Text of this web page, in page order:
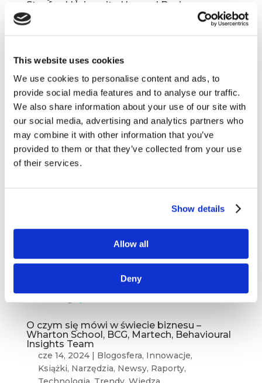
This website uses cookies
We use cookies to personalise content and ads, to
provide social media features and to analyse our traffic.
We also share information about your use of our site with
our social media, advertising and analytics partners who
may combine it with other information that you’ve
provided to them or that they’ve collected from your use
of their services.
Show details
Allow all
Deny
Stanford University, Harvard Business
School, Wharton Business School,
businessgrow.com
lip 9, 2024|Blogosfera,Innowacje,Książki,
Rekomendowane,Technologia
Wiedza
Zapraszamy do nowej odsłony questus
marketing insights. W tym miesiącu
przedstawiamy Wam teksty autorstwa: Stanford
University, Harvard Business School, Wharton
Business School, businessgrow.com. Przyjemnej
lektury! Why Advertisers Pay More...
O czym się mówi w świecie biznesu –
Wharton School, BCG, Martech, Behavioural
Insights Team
cze 14, 2024| Blogosfera, Innowacje,
Książki, Narzędzia, Newsy, Raporty,